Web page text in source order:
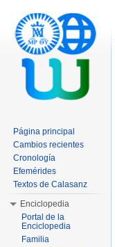
Página principal
Cambios recientes
Cronología
Efemérides
Textos de Calasanz
Enciclopedia
Portal de la
Enciclopedia
Familia